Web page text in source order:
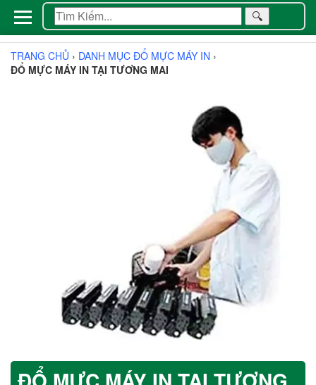
🔍
TRANG CHỦ › DANH MỤC ĐỔ MỰC MÁY IN ›
ĐỔ MỰC MÁY IN TẠI TƯƠNG MAI